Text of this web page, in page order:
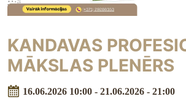
KANDAVAS
MĀKSLAS PLENĒRS
16.06.2026 10:00 - 21.06.2026 - 21:00